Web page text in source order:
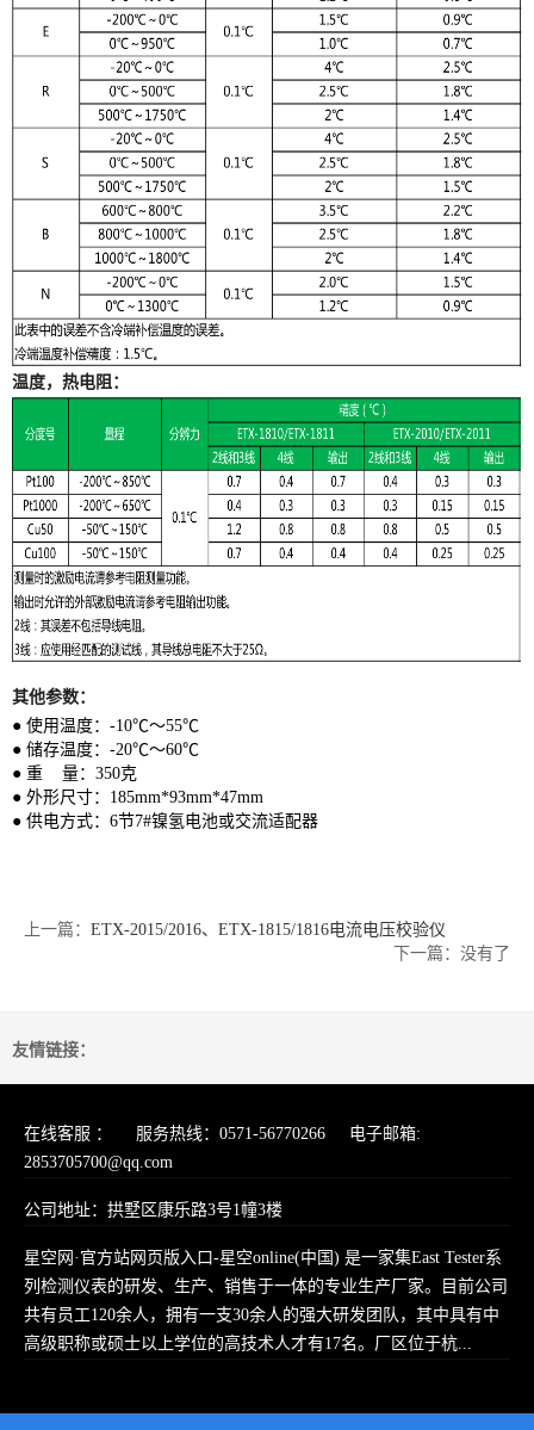
温度，热电阻：
其他参数：
● 使用温度：-10℃～55℃
● 储存温度：-20℃～60℃
● 重 量：350克
● 外形尺寸：185mm*93mm*47mm
● 供电方式：6节7#镍氢电池或交流适配器
上一篇： ETX-2015/2016、ETX-1815/1816电流电压校验仪
下一篇：没有了
友情链接：
在线客服 ： 服务热线：0571-56770266 电子邮箱:
2853705700@qq.com
公司地址：拱墅区康乐路3号1幢3楼
星空网·官方站网页版入口-星空online(中国) 是一家集East Tester系
列检测仪表的研发、生产、销售于一体的专业生产厂家。目前公司
共有员工120余人，拥有一支30余人的强大研发团队，其中具有中
高级职称或硕士以上学位的高技术人才有17名。厂区位于杭...